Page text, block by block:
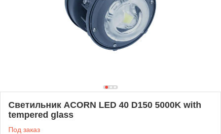
Светильник ACORN LED 40 D150 5000K with
tempered glass
Под заказ